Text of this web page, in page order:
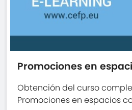
Promociones en
Obtención del curso
Promociones en espacios